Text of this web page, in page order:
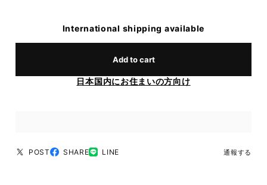
International shipping available
Add to cart
日本国内にお住まいの方向け
POST SHARE LINE 通報する